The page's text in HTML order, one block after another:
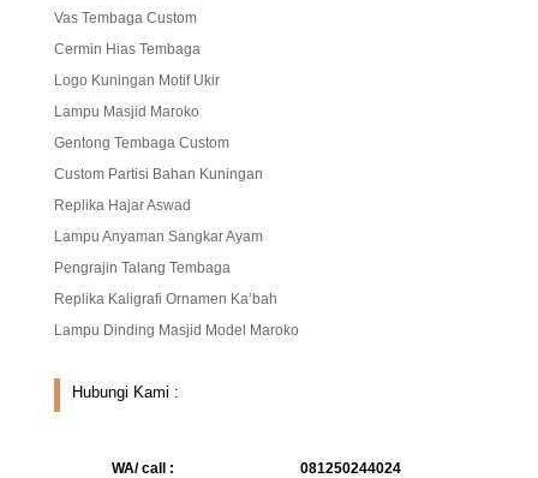
Vas Tembaga Custom
Cermin Hias Tembaga
Logo Kuningan Motif Ukir
Lampu Masjid Maroko
Gentong Tembaga Custom
Custom Partisi Bahan Kuningan
Replika Hajar Aswad
Lampu Anyaman Sangkar Ayam
Pengrajin Talang Tembaga
Replika Kaligrafi Ornamen Ka’bah
Lampu Dinding Masjid Model Maroko
Hubungi Kami :
WA/ call : 081250244024